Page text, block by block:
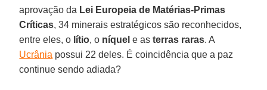
aprovação da Lei Europeia de Matérias-Primas
Críticas, 34 minerais estratégicos são reconhecidos,
entre eles, o lítio, o níquel e asterras raras. A
Ucrânia possui 22 deles. É coincidência que a paz
continue sendo adiada?